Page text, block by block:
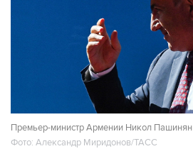
Премьер-министр Армении Никол Пашинян
Фото: Александр Миридонов/ТАСС